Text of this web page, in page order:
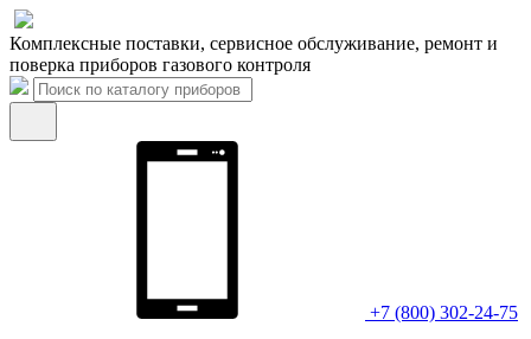
Комплексные поставки, сервисное обслуживание, ремонт и
поверка приборов газового контроля
+7 (800) 302-24-75